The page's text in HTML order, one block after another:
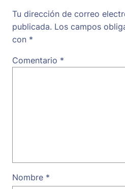
Tu dirección de correo
publicada. Los campos
con *
Comentario *
Nombre *